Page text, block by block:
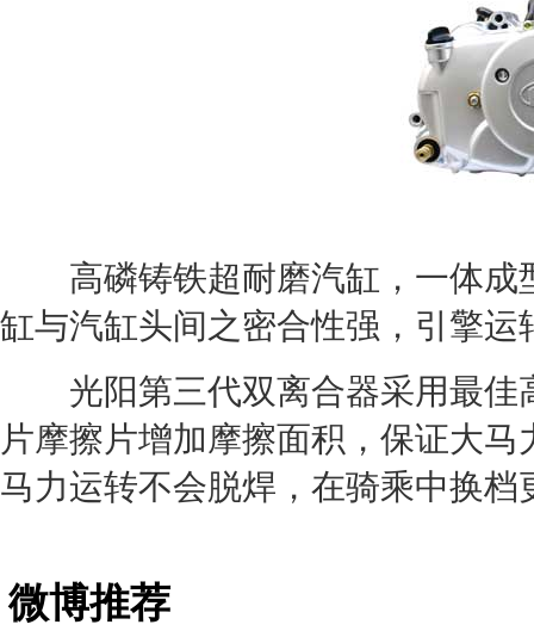
高磷铸铁超耐磨汽缸，一体成
缸与汽缸头间之密合性强，引擎运
光阳第三代双离合器采用最佳
片摩擦片增加摩擦面积，保证大
马力运转不会脱焊，在骑乘中换档
微博推荐